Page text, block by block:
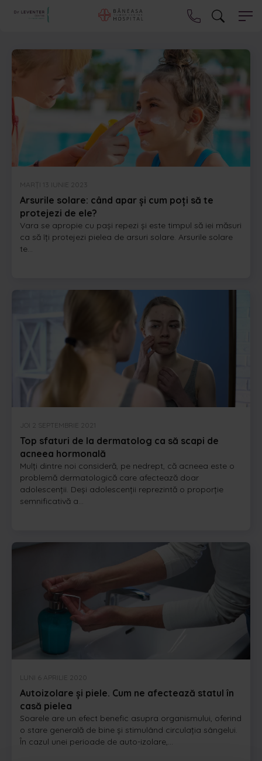
MARȚI 13 IUNIE 2023
Arsurile solare: când apar și cum poți să te
protejezi de ele?
Vara se apropie cu pași repezi și este timpul să iei măsuri
ca să îți protejezi pielea de arsuri solare. Arsurile solare
te...
JOI 2 SEPTEMBRIE 2021
Top sfaturi de la dermatolog ca să scapi de
acneea hormonală
Mulți dintre noi consideră, pe nedrept, că acneea este o
problemă dermatologică care afectează doar
adolescenții. Deși adolescenții reprezintă o proporție
semnificativă a...
LUNI 6 APRILIE 2020
Autoizolare și piele. Cum ne afectează statul în
casă pielea
Soarele are un efect benefic asupra organismului, oferind
o stare generală de bine și stimulând circulația sângelui.
În cazul unei perioade de auto-izolare,...